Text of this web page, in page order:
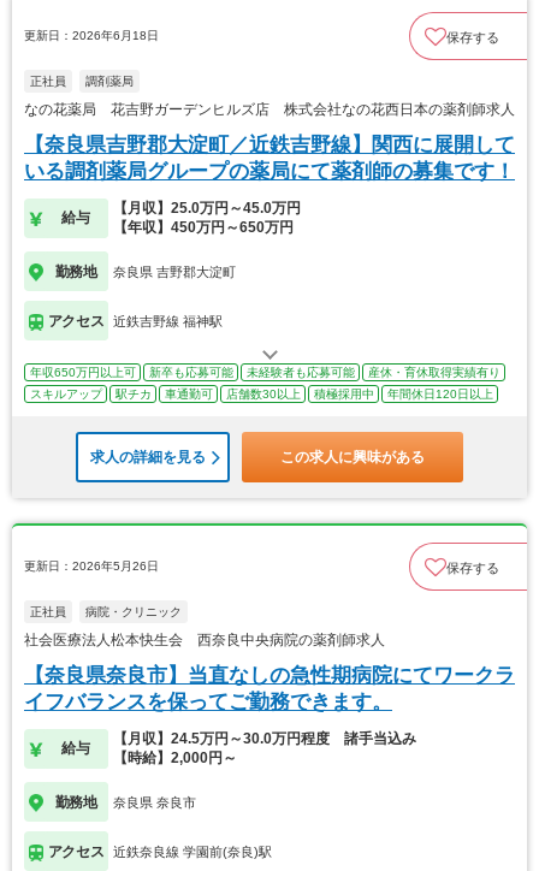
更新日：2026年6月18日 保存する
正社員 調剤薬局
なの花薬局 花吉野ガーデンヒルズ店 株式会社なの花西日本の薬剤師求人
【奈良県吉野郡大淀町／近鉄吉野線】関西に展開して
いる調剤薬局グループの薬局にて薬剤師の募集です！
給与
【月収】25.0万円～45.0万円
【年収】450万円～650万円
勤務地 奈良県 吉野郡大淀町
アクセス 近鉄吉野線 福神駅
年収650万円以上可 新卒も応募可能 未経験者も応募可能
産休・育休取得実績有り
スキルアップ
駅チカ 車通勤可 店舗数30以上 積極採用中 年間休日120日以上
求人の詳細を見る この求人に興味がある
更新日：2026年5月26日 保存する
正社員 病院・クリニック
社会医療法人松本快生会 西奈良中央病院の薬剤師求人
【奈良県奈良市】当直なしの急性期病院にてワークラ
イフバランスを保ってご勤務できます。
給与
【月収】24.5万円～30.0万円程度 諸手当込み
【時給】2,000円～
勤務地 奈良県 奈良市
アクセス 近鉄奈良線 学園前(奈良)駅